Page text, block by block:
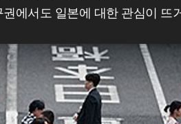
에서도 일본에 대한 관심이 뜨